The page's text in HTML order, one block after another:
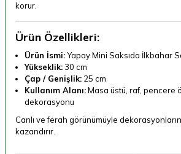
korur.
Ürün Özellikleri:
Ürün İsmi:Yapay Mini Saksıda İlkbahar
Yükseklik: 30 cm
Çap / Genişlik: 25 cm
Kullanım Alanı:Masa üstü, raf, pencere
dekorasyonu
Canlı ve ferah görünümüyle
kazandırır.